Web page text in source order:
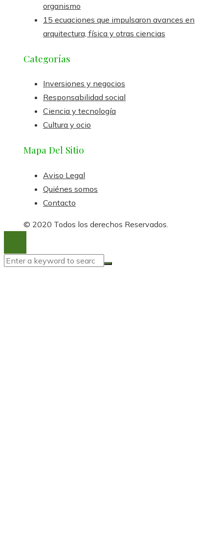
organismo
15 ecuaciones que impulsaron avances en
arquitectura, física y otras ciencias
Categorías
Inversiones y negocios
Responsabilidad social
Ciencia y tecnología
Cultura y ocio
Mapa Del Sitio
Aviso Legal
Quiénes somos
Contacto
© 2020 Todos los derechos Reservados.